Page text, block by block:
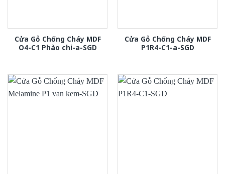
Cửa Gỗ Chống Cháy MDF
O4-C1 Phào chi-a-SGD
Cửa Gỗ Chống Cháy MDF
P1R4-C1-a-SGD